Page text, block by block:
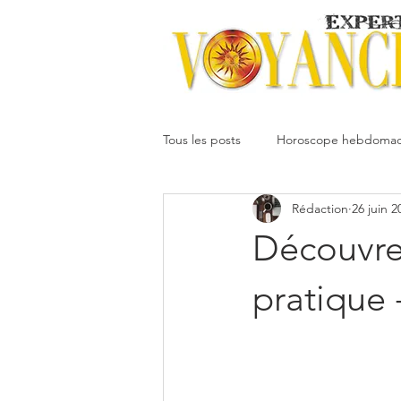
Tous les posts Horoscope
Votre communauté
Oracledesmiroirs
pratique
Rédaction 26 juin